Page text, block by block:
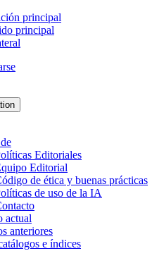
principal
principal
Editoriales
Editorial
de ética y buenas prácticas
de uso de la IA
actual
anteriores
e índices